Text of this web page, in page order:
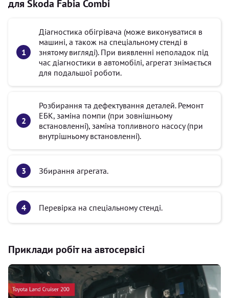
для Skoda Fabia Combi
Діагностика обігрівача (може виконуватися в
машині, а також на спеціальному стенді в
знятому вигляді). При виявленні неполадок під
час діагностики в автомобілі, агрегат знімається
для подальшої роботи.
Розбирання та дефектування деталей. Ремонт
ЕБК, заміна помпи (при зовнішньому
встановленні), заміна топливного насосу (при
внутрішньому встановленні).
Збирання агрегата.
Перевірка на спеціальному стенді.
Приклади робіт на автосервісі